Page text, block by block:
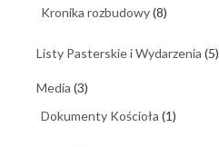
Kronika rozbudowy(8)
Listy Pasterskie i Wydarzenia (5)
Media (3)
Dokumenty Kościoła (1)